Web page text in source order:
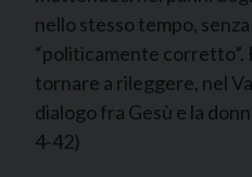
nello stesso tempo,
“politicamente corretto”.
tornare a rileggere, nel
dialogo fra Gesù e la
4-42)